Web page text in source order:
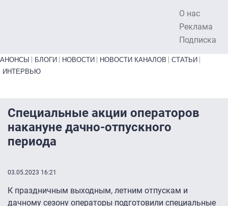
О нас
Реклама
Подписка
Primary links bottom
АНОНСЫ БЛОГИ НОВОСТИ НОВОСТИ КАНАЛОВ
СТАТЬИ
ИНТЕРВЬЮ
Специальные акции операторов
накануне дачно-отпускного
периода
03.05.2023 16:21
К праздничным выходным, летним отпускам и
дачному сезону операторы подготовили специальные